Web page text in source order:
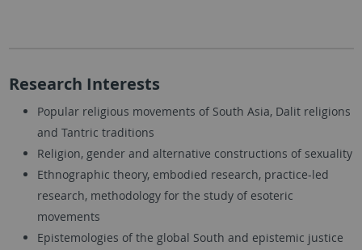
Research Interests
Popular religious movements of South Asia, Dalit religions
and Tantric traditions
Religion, gender and alternative constructions of sexuality
Ethnographic theory, embodied research, practice-led
research, methodology for the study of esoteric
movements
Epistemologies of the global South and epistemic justice